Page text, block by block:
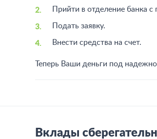
Прийти в отделение банка с
Подать заявку.
Внести средства на счет.
Теперь Ваши деньги под
Вклады